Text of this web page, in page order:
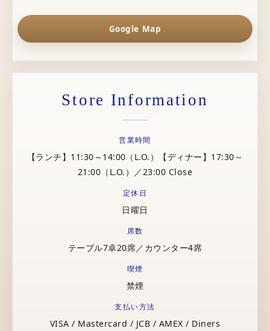
Google Map
Store Information
営業時間
【ランチ】11:30～14:00（L.O.）【ディナー】17:30～
21:00（L.O.）／23:00 Close
定休日
日曜日
席数
テーブル7卓20席／カウンター4席
喫煙
禁煙
支払い方法
VISA / Mastercard / JCB / AMEX / Diners